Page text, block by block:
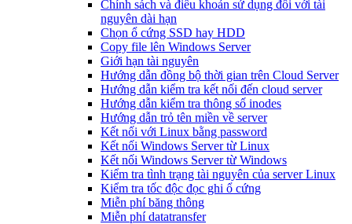
Chính sách và điều khoản sử dụng đối với tài
nguyên dài hạn
Chọn ổ cứng SSD hay HDD
Copy file lên Windows Server
Giới hạn tài nguyên
Hướng dẫn đồng bộ thời gian trên Cloud Server
Hướng dẫn kiểm tra kết nối đến cloud server
Hướng dẫn kiểm tra thông số inodes
Hướng dẫn trỏ tên miền về server
Kết nối với Linux bằng password
Kết nối Windows Server từ Linux
Kết nối Windows Server từ Windows
Kiểm tra tình trạng tài nguyên của server Linux
Kiểm tra tốc độc đọc ghi ổ cứng
Miễn phí băng thông
Miễn phí datatransfer